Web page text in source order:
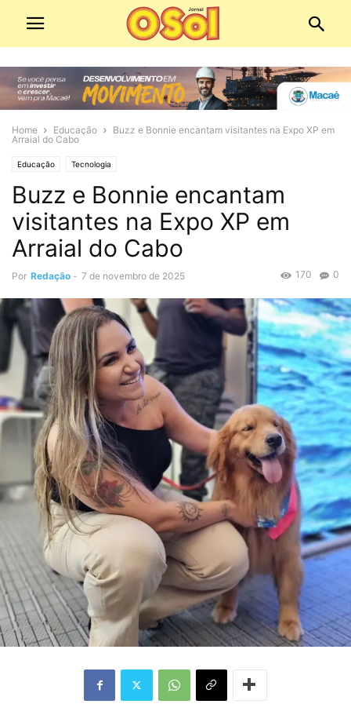
Home Educação
Buzz e Bonnie encantam visitantes na Expo XP em
Arraial do Cabo
Educação Tecnologia
Buzz e Bonnie encantam
visitantes na Expo XP em
Arraial do Cabo
Por Redação - 7 de novembro de 2025 0
170